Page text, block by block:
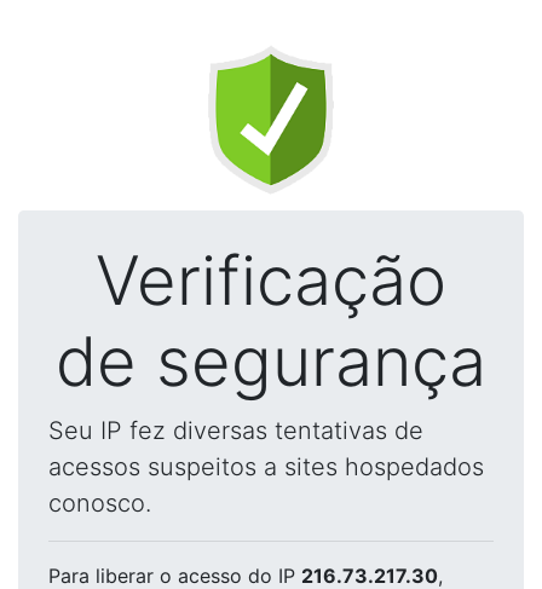
Verificação
de segurança
Seu IP fez diversas tentativas de
acessos suspeitos a sites hospedados
conosco.
Para liberar o acesso do IP 216.73.217.30,